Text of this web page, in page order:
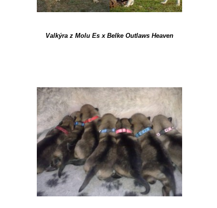
Valkýra z Molu Es x Belke Outlaws Heaven